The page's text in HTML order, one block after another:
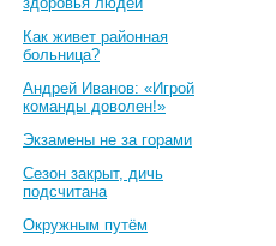
Как живет районная
больница?
Андрей Иванов: «Игрой
команды доволен!»
Экзамены не за горами
Сезон закрыт, дичь
подсчитана
Окружным путём